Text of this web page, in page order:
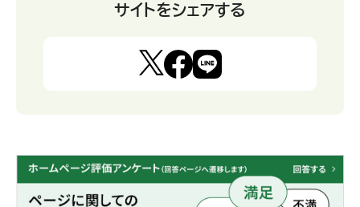
サイトをシェアする